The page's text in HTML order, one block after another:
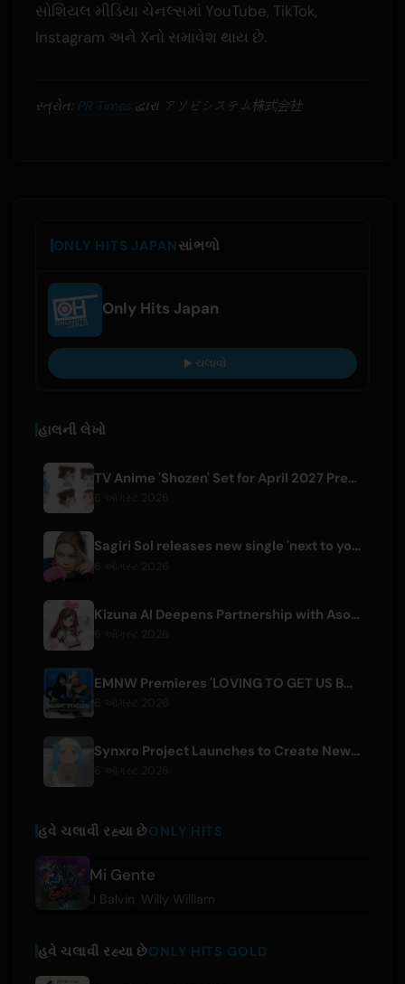
સોશિયલ મીડિયા ચેનલ્સમાં YouTube, TikTok,
Instagram અને Xનો સમાવેશ થાય છે.
સ્ત્રોત: PR Timesદ્વારા アソビシステム株式会社
ONLY HITS JAPANસાંભળો
Only Hits Japan
ચલાવો
હાલની લેખો
TV Anime 'Shozen' Set for April 2027 Premiere on Fuji TV
Sagiri Sol releases new single 'next to your love' after hiatus
Kizuna AI Deepens Partnership with Asobisystem Ahead of 10th Anniversary World Tour
EMNW Premieres 'LOVING TO GET US BY' Music Video on August 7
Synxro Project Launches to Create New IP from Fictional Anime Openings
હવે ચલાવી રહ્યા છેONLY HITS
Mi Gente
J Balvin Willy William
હવે ચલાવી રહ્યા છેONLY HITS GOLD